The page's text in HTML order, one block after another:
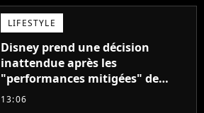
LIFESTYLE
Disney prend une décision
inattendue après les
"performances mitigées" de
Vaiana et The Mandalorian &
13:06